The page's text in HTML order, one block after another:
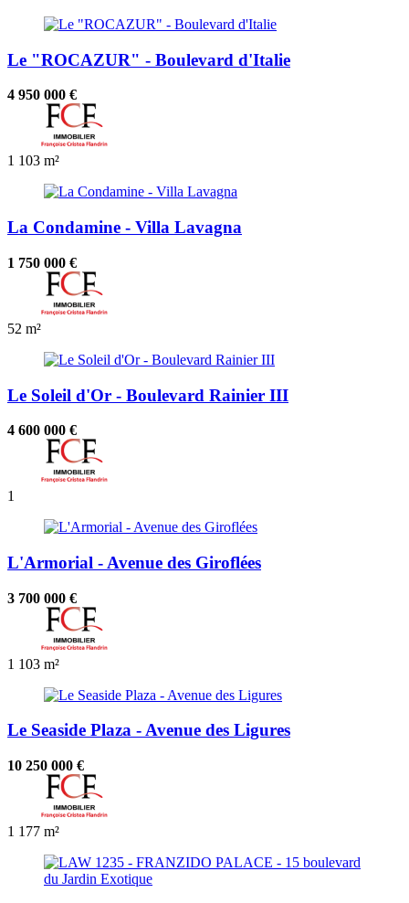
Le "ROCAZUR" - Boulevard d'Italie
4 950 000 €
1 103 m²
La Condamine - Villa Lavagna
1 750 000 €
52 m²
Le Soleil d'Or - Boulevard Rainier III
4 600 000 €
1
L'Armorial - Avenue des Giroflées
3 700 000 €
1 103 m²
Le Seaside Plaza - Avenue des Ligures
10 250 000 €
1 177 m²